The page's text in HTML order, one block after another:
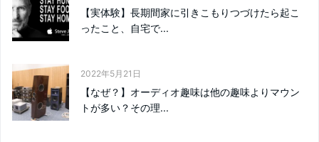
【実体験】長期間家に引きこもりつづけたら起こ
ったこと、自宅で...
2022年5月21日
【なぜ？】オーディオ趣味は他の趣味よりマウン
トが多い？その理...